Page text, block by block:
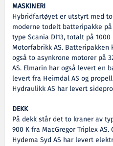
MASKINERI
Hybridfartøyet er utstyrt med
moderne todelt batteripakke
type Scania DI13, totalt på
Motorfabrikk AS. Batteripakken
også to asynkrone motorer på
AS. Elmarin har også levert en
levert fra Heimdal AS og
Hydraulikk AS har levert
DEKK
På dekk står det to kraner av
900 K fra MacGregor Triplex
Hydema Syd AS har levert